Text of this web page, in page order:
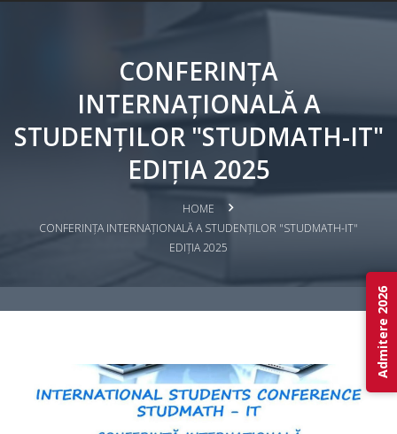
CONFERINȚA
INTERNAȚIONALĂ A
STUDENȚILOR "STUDMATH-IT"
EDIȚIA 2025
HOME
CONFERINȚA INTERNAȚIONALĂ A STUDENȚILOR "STUDMATH-IT"
EDIȚIA 2025
Admitere 2026